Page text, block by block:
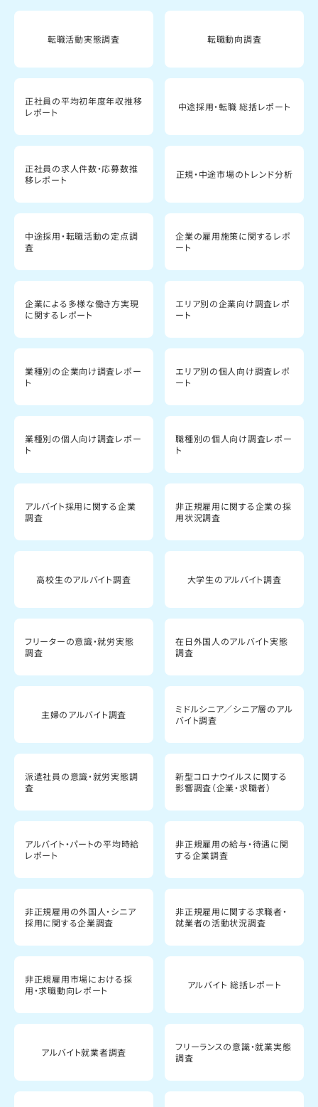
転職活動実態調査 転職動向調査
正社員の平均初年度年収推移
レポート
中途採用・転職 総括レポート
正社員の求人件数・応募数推
移レポート
正規・中途市場のトレンド分析
中途採用・転職活動の定点調
査
企業の雇用施策に関するレポ
ート
企業による多様な働き方実現
に関するレポート
エリア別の企業向け調査レポ
ート
業種別の企業向け調査レポー
ト
エリア別の個人向け調査レポ
ート
業種別の個人向け調査レポー
ト
職種別の個人向け調査レポー
ト
アルバイト採用に関する企業
調査
非正規雇用に関する企業の採
用状況調査
高校生のアルバイト調査 大学生のアルバイト調査
フリーターの意識・就労実態
調査
在日外国人のアルバイト実態
調査
主婦のアルバイト調査
ミドルシニア／シニア層のアル
バイト調査
派遣社員の意識・就労実態調
査
新型コロナウイルスに関する
影響調査（企業・求職者）
アルバイト・パートの平均時給
レポート
非正規雇用の給与・待遇に関
する企業調査
非正規雇用の外国人・シニア
採用に関する企業調査
非正規雇用に関する求職者・
就業者の活動状況調査
非正規雇用市場における採
用・求職動向レポート
アルバイト 総括レポート
アルバイト就業者調査
フリーランスの意識・就業実態
調査